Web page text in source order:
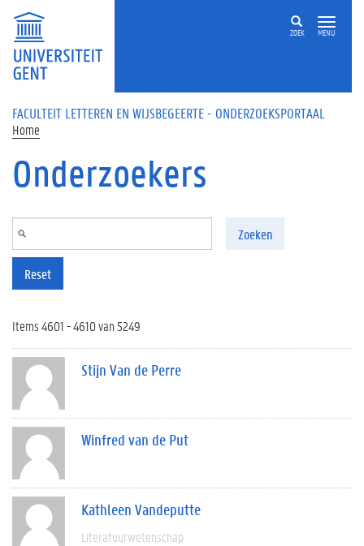
Overslaan en naar de inhoud gaan
ZOEK MENU
FACULTEIT LETTEREN EN WIJSBEGEERTE - ONDERZOEKSPORTAAL
Home
Onderzoekers
Zoeken
Reset
Items 4601 - 4610 van 5249
Stijn Van de Perre
Winfred van de Put
Kathleen Vandeputte
Literatuurwetenschap